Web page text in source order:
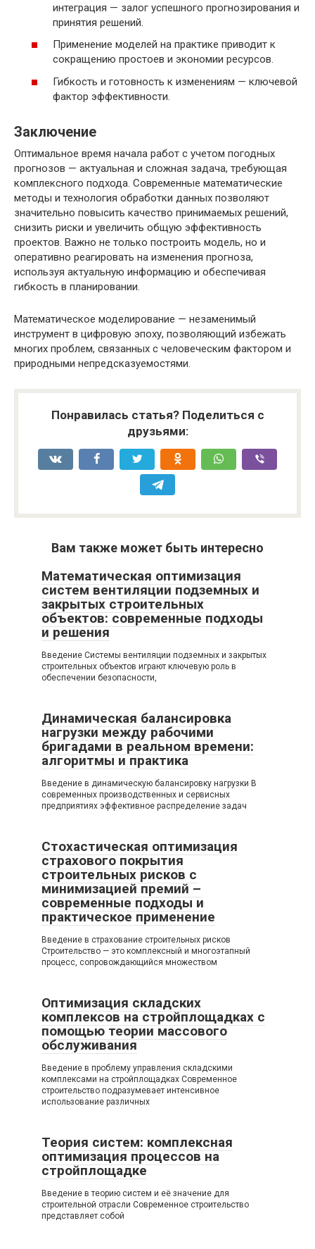
интеграция — залог успешного прогнозирования и
принятия решений.
Применение моделей на практике приводит к
сокращению простоев и экономии ресурсов.
Гибкость и готовность к изменениям — ключевой
фактор эффективности.
Заключение
Оптимальное время начала работ с учетом погодных
прогнозов — актуальная и сложная задача, требующая
комплексного подхода. Современные математические
методы и технология обработки данных позволяют
значительно повысить качество принимаемых решений,
снизить риски и увеличить общую эффективность
проектов. Важно не только построить модель, но и
оперативно реагировать на изменения прогноза,
используя актуальную информацию и обеспечивая
гибкость в планировании.
Математическое моделирование — незаменимый
инструмент в цифровую эпоху, позволяющий избежать
многих проблем, связанных с человеческим фактором и
природными непредсказуемостями.
Понравилась статья? Поделиться с
друзьями:
Вам также может быть интересно
Математическая оптимизация
систем вентиляции подземных и
закрытых строительных
объектов: современные подходы
и решения
Введение Системы вентиляции подземных и закрытых
строительных объектов играют ключевую роль в
обеспечении безопасности,
Динамическая балансировка
нагрузки между рабочими
бригадами в реальном времени:
алгоритмы и практика
Введение в динамическую балансировку нагрузки В
современных производственных и сервисных
предприятиях эффективное распределение задач
Стохастическая оптимизация
страхового покрытия
строительных рисков с
минимизацией премий –
современные подходы и
практическое применение
Введение в страхование строительных рисков
Строительство — это комплексный и многоэтапный
процесс, сопровождающийся множеством
Оптимизация складских
комплексов на стройплощадках с
помощью теории массового
обслуживания
Введение в проблему управления складскими
комплексами на стройплощадках Современное
строительство подразумевает интенсивное
использование различных
Теория систем: комплексная
оптимизация процессов на
стройплощадке
Введение в теорию систем и её значение для
строительной отрасли Современное строительство
представляет собой